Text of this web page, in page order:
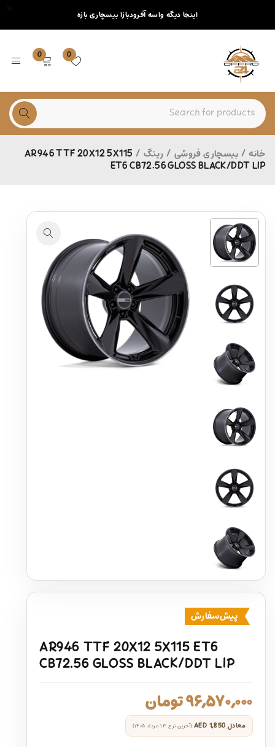
اینجا دیگه واسه آفرودبازا بیسچاری بازه
0
0
خانه / بیسچاری فروشی / رینگ /
AR946 TTF 20X12 5X115
ET6 CB72.56 GLOSS BLACK/DDT LIP
پیش‌سفارش
AR946 TTF 20X12 5X115 ET6
CB72.56 GLOSS BLACK/DDT LIP
۹۶,۵۷۰,۰۰۰تومان
معادل AED 1,850 (آخرین نرخ ۱۳ مرداد ۱۴۰۵)